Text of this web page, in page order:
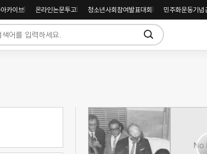
카이브 온라인논문투고 청소년사회참여발표대회 민주화운동기념